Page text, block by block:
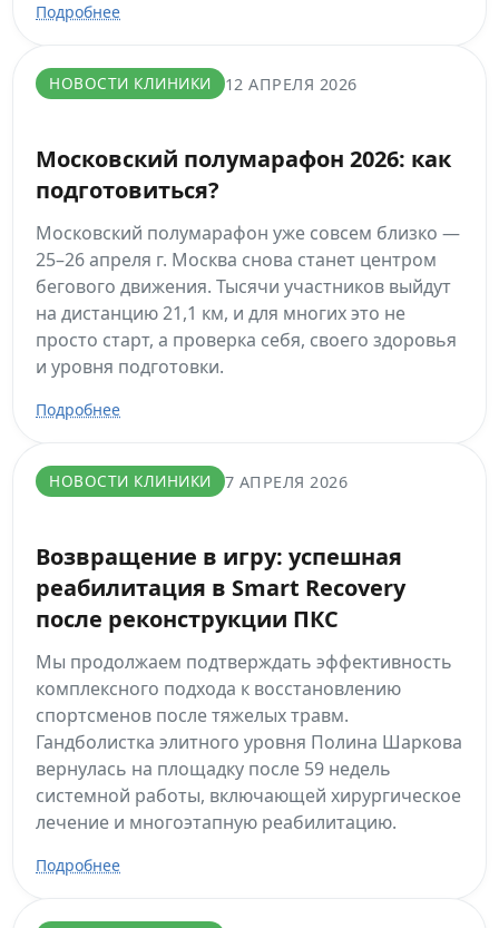
Подробнее
НОВОСТИ КЛИНИКИ 12 АПРЕЛЯ 2026
Московский полумарафон 2026: как
подготовиться?
Московский полумарафон уже совсем близко —
25–26 апреля г. Москва снова станет центром
бегового движения. Тысячи участников выйдут
на дистанцию 21,1 км, и для многих это не
просто старт, а проверка себя, своего здоровья
и уровня подготовки.
Подробнее
НОВОСТИ КЛИНИКИ 7 АПРЕЛЯ 2026
Возвращение в игру: успешная
реабилитация в Smart Recovery
после реконструкции ПКС
Мы продолжаем подтверждать эффективность
комплексного подхода к восстановлению
спортсменов после тяжелых травм.
Гандболистка элитного уровня Полина Шаркова
вернулась на площадку после 59 недель
системной работы, включающей хирургическое
лечение и многоэтапную реабилитацию.
Подробнее